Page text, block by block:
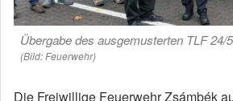
Übergabe des ausgemusterten TLF 24/
(Bild: Feuerwehr)
Die Freiwillige Feuerwehr Zsámbék